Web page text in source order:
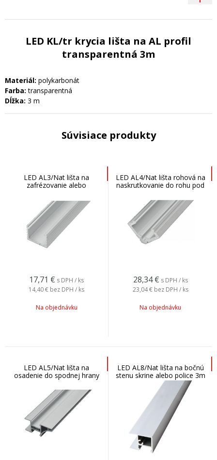
LED KL/tr krycia lišta na AL profil
transparentná 3m
Materiál: polykarbonát
Farba:transparentná
Dĺžka: 3 m
Súvisiace produkty
LED AL3/Nat lišta na
zafrézovanie alebo
17,71 € s DPH / ks
14,40 € bez DPH / ks
Na objednávku
LED AL4/Nat lišta rohová na
naskrutkovanie do rohu pod
28,34 € s DPH / ks
23,04 € bez DPH / ks
Na objednávku
LED AL5/Nat lišta na
osadenie do spodnej hrany
hornej skrinky 3m
LED AL8/Nat lišta na bočnú
stenu skrine alebo police 3m